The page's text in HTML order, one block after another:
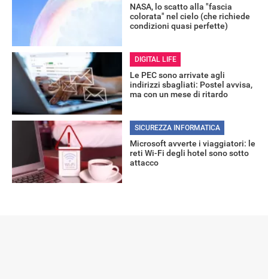
NASA, lo scatto alla "fascia
colorata" nel cielo (che richiede
condizioni quasi perfette)
DIGITAL LIFE
Le PEC sono arrivate agli
indirizzi sbagliati: Postel avvisa,
ma con un mese di ritardo
SICUREZZA INFORMATICA
Microsoft avverte i viaggiatori: le
reti Wi-Fi degli hotel sono sotto
attacco